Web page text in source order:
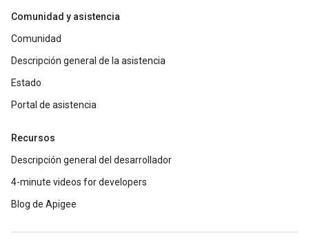
Comunidad y asistencia
Comunidad
Descripción general de la asistencia
Estado
Portal de asistencia
Recursos
Descripción general del desarrollador
4-minute videos for developers
Blog de Apigee